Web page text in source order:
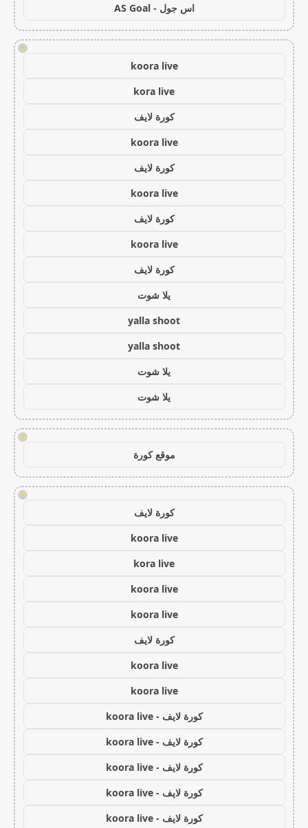
اس جول - AS Goal
!
koora live
kora live
كورة لايف
koora live
كورة لايف
koora live
كورة لايف
koora live
كورة لايف
يلا شوت
yalla shoot
yalla shoot
يلا شوت
يلا شوت
!
موقع كورة
!
كورة لايف
koora live
kora live
koora live
koora live
كورة لايف
koora live
koora live
كورة لايف - koora live
كورة لايف - koora live
كورة لايف - koora live
كورة لايف - koora live
كورة لايف - koora live